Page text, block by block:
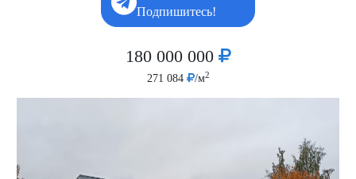
Подпишитесь!
180 000 000
271 084 /м2